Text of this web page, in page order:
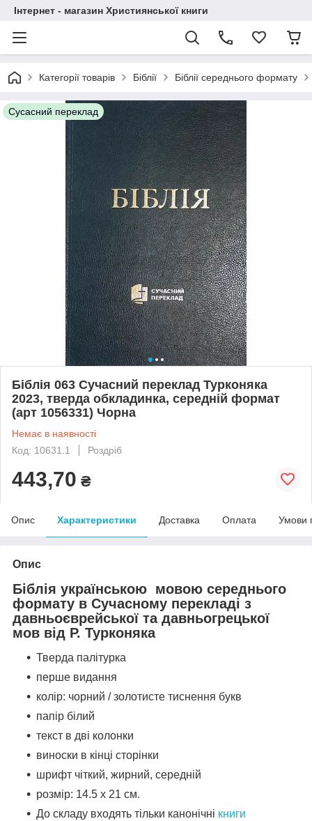
Інтернет - магазин Християнської книги
Категорії товарів Біблії Біблії середнього формату
Сусасний переклад
Біблія 063 Сучасний переклад Турконяка
2023, тверда обкладинка, середній формат
(арт 1056331) Чорна
Немає в наявності
Код: 10631.1
Роздріб
443,70 ₴
Опис Характеристики Доставка Оплата Умови
Опис
Біблія українською мовою середнього
формату в Сучасному перекладі з
давньоєврейської та давньогрецької
мов від Р. Турконяка
Тверда палітурка
перше видання
колір: чорний / золотисте тиснення букв
папір білий
текст в дві колонки
виноски в кінці сторінки
шрифт чіткий, жирний, середній
розмір: 14.5 х 21 см.
До складу входять тільки канонічні книги